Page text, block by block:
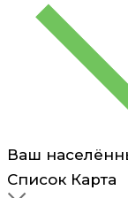
Ваш
Список Карта